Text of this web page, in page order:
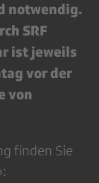
notwendig.
SRF
ist jeweils
vor der
von
finden Sie